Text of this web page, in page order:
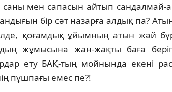
саны мен сапасын айтып сандалмай-
бiр сәт назарға алдық па?
қоғамдық ұйымның атын жәй
жұмысына жан-жақты баға
ету БАҚ-тың мойнында екенi
пұшпағы емес пе?!